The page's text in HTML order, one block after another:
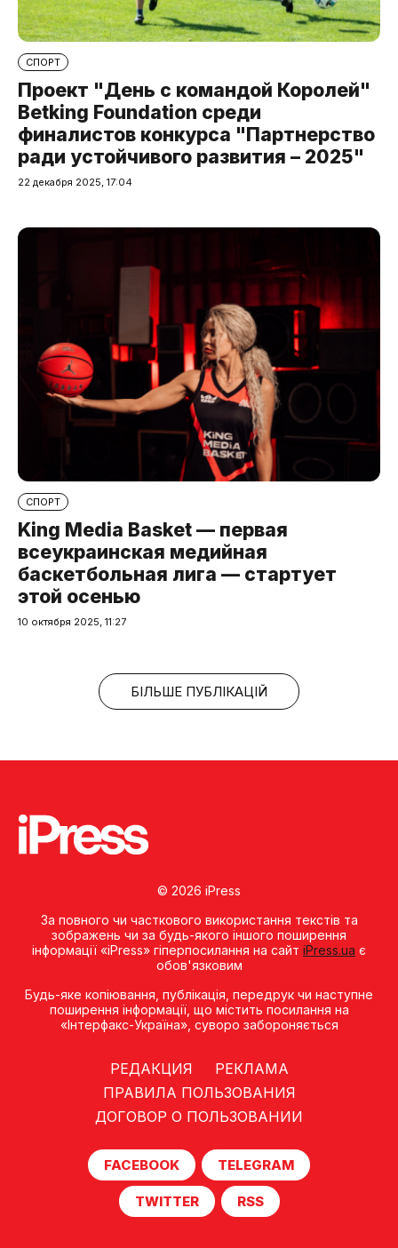
СПОРТ
Проект "День с командой Королей"
Betking Foundation среди
финалистов конкурса "Партнерство
ради устойчивого развития – 2025"
22 декабря 2025, 17:04
СПОРТ
King Media Basket — первая
всеукраинская медийная
баскетбольная лига — стартует
этой осенью
10 октября 2025, 11:27
БІЛЬШЕ ПУБЛІКАЦІЙ
© 2026 iPress
За повного чи часткового використання текстів та
зображень чи за будь-якого іншого поширення
інформації «iPress» гіперпосилання на сайт iPress.ua є
обов'язковим
Будь-яке копiювання, публiкацiя, передрук чи наступне
поширення iнформацiї, що мiстить посилання на
«Iнтерфакс-Україна», суворо забороняється
РЕДАКЦИЯ
РЕКЛАМА
ПРАВИЛА ПОЛЬЗОВАНИЯ
ДОГОВОР О ПОЛЬЗОВАНИИ
FACEBOOK TELEGRAM
TWITTER RSS